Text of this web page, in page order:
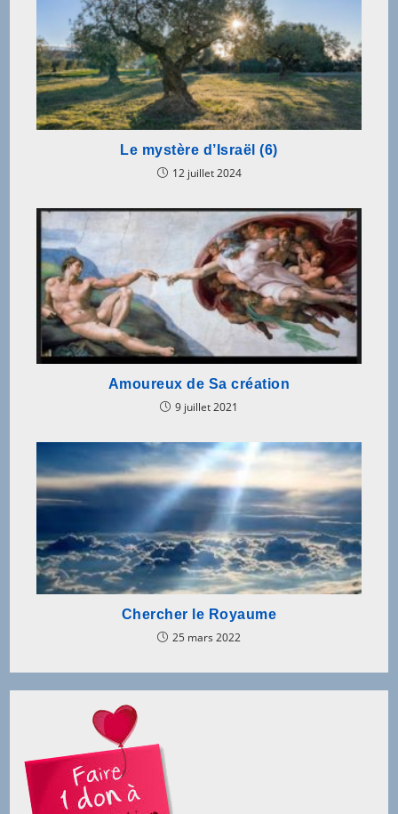
Le mystère d’Israël (6)
12 juillet 2024
Amoureux de Sa création
9 juillet 2021
Chercher le Royaume
25 mars 2022